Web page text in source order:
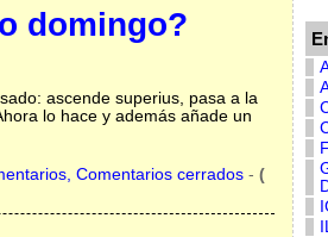
domingo?
ascende superius, pasa a la
lo hace y además añade un
Comentarios cerrados- (